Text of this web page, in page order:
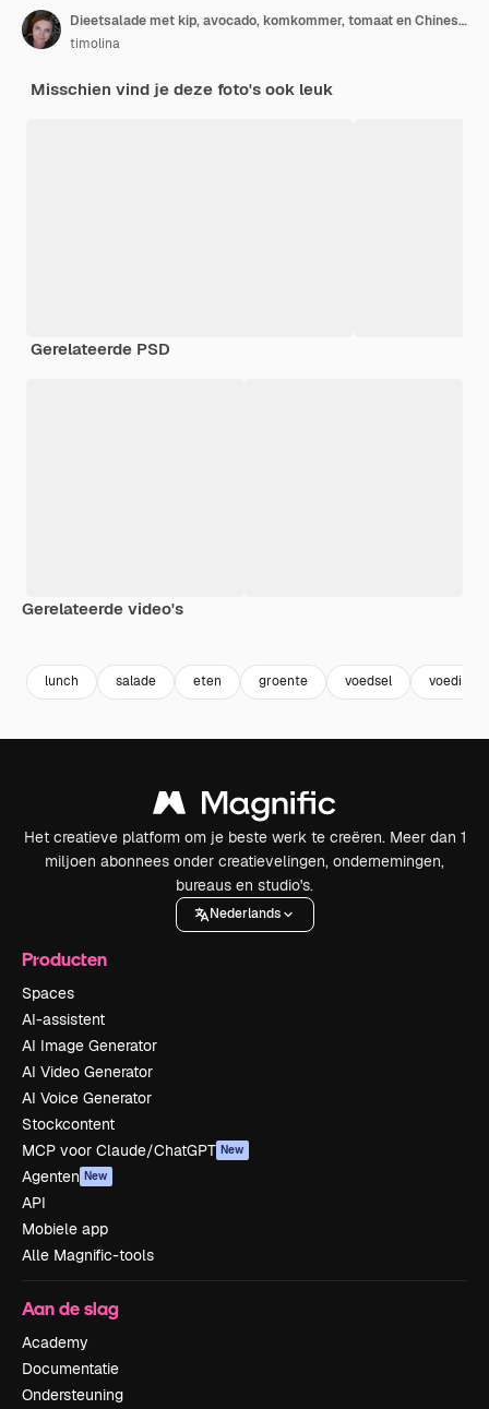
Dieetsalade met kip, avocado, komkommer, tomaat en Chinese kool
timolina
Misschien vind je deze foto's ook leuk
Gerelateerde PSD
Gerelateerde video's
lunch salade eten groente voedsel voeding
Het creatieve platform om je beste werk te creëren. Meer dan 1
miljoen abonnees onder creatievelingen, ondernemingen,
bureaus en studio's.
Nederlands
Producten
Spaces
AI-assistent
AI Image Generator
AI Video Generator
AI Voice Generator
Stockcontent
MCP voor Claude/ChatGPT New
Agenten New
API
Mobiele app
Alle Magnific-tools
Aan de slag
Academy
Documentatie
Ondersteuning